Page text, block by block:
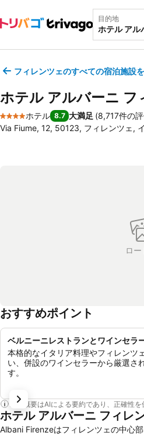
目的地
フィレンツェのすべての宿泊施設
ホテル アルバーニ フ
4 ホテルのランク
ホテル 8.7 大満足 (8,717件の
Via Fiume, 12, 50123, フィレンツェ,
ロー
おすすめポイント
ベルニーニレストランとワインセラ
本格的なイタリア料理やフィレンツ
い、併設のワインセラーから厳選さ
す。
この概要はAIによる要約であり、正確性
ホテル アルバーニ フィレ
Albani Firenzeはフィレンツェの中心